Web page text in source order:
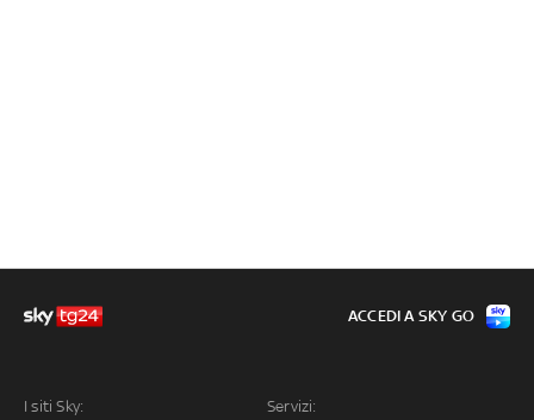
I siti Sky: Servizi:
ACCEDI A SKY GO